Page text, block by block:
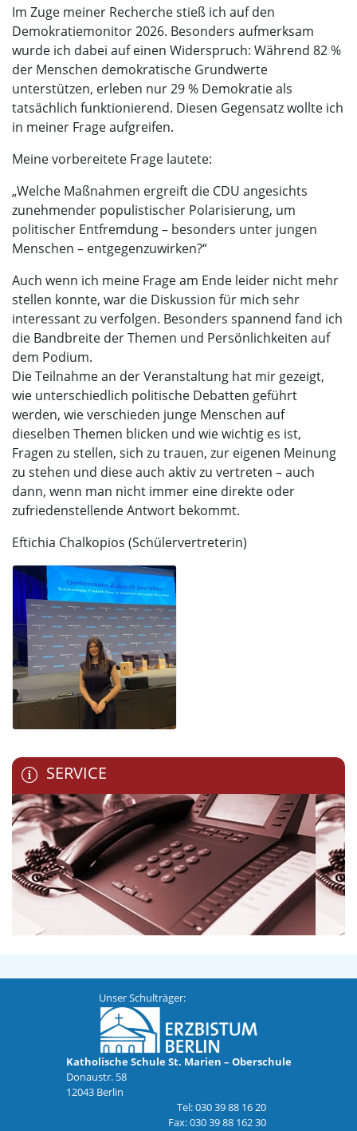
Im Zuge meiner Recherche stieß ich auf den
Demokratiemonitor 2026. Besonders aufmerksam
wurde ich dabei auf einen Widerspruch: Während 82 %
der Menschen demokratische Grundwerte
unterstützen, erleben nur 29 % Demokratie als
tatsächlich funktionierend. Diesen Gegensatz wollte ich
in meiner Frage aufgreifen.
Meine vorbereitete Frage lautete:
„Welche Maßnahmen ergreift die CDU angesichts
zunehmender populistischer Polarisierung, um
politischer Entfremdung – besonders unter jungen
Menschen – entgegenzuwirken?“
Auch wenn ich meine Frage am Ende leider nicht mehr
stellen konnte, war die Diskussion für mich sehr
interessant zu verfolgen. Besonders spannend fand ich
die Bandbreite der Themen und Persönlichkeiten auf
dem Podium.
Die Teilnahme an der Veranstaltung hat mir gezeigt,
wie unterschiedlich politische Debatten geführt
werden, wie verschieden junge Menschen auf
dieselben Themen blicken und wie wichtig es ist,
Fragen zu stellen, sich zu trauen, zur eigenen Meinung
zu stehen und diese auch aktiv zu vertreten – auch
dann, wenn man nicht immer eine direkte oder
zufriedenstellende Antwort bekommt.
Eftichia Chalkopios (Schülervertreterin)
SERVICE
Unser Schulträger:
Katholische Schule St. Marien – Oberschule
Donaustr. 58
12043 Berlin
Tel: 030 39 88 16 20
Fax: 030 39 88 162 30